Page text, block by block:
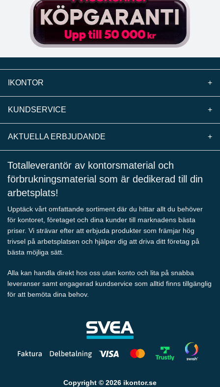
IKONTOR +
KUNDSERVICE +
AKTUELLA ERBJUDANDE +
Totalleverantör av kontorsmaterial och
förbrukningsmaterial som är dedikerad till din
arbetsplats!
Upptäck vårt omfattande sortiment där du hittar allt du behöver
för kontoret, företaget och dina kunder till marknadens bästa
priser. Vi strävar efter att erbjuda produkter som främjar hög
trivsel på arbetsplatsen och hjälper dig att driva ditt företag på
bästa möjliga sätt.
Alla kan handla direkt hos oss utan konto och lita på snabba
leveranser samt engagerad kundservice som alltid finns tillgänglig
för att bemöta dina behov.
Copyright © 2026 ikontor.se